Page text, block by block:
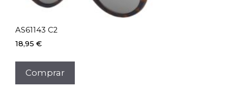
AS61143 C2
18,95 €
Comprar